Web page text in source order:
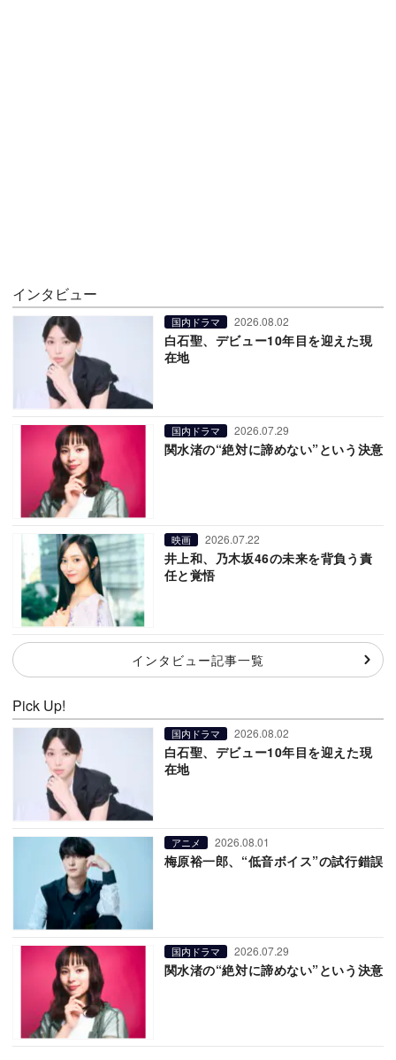
インタビュー
国内ドラマ 2026.08.02
白石聖、デビュー10年目を迎えた現
在地
国内ドラマ 2026.07.29
関水渚の“絶対に諦めない”という決意
映画 2026.07.22
井上和、乃木坂46の未来を背負う責
任と覚悟
インタビュー記事一覧
Pick Up!
国内ドラマ 2026.08.02
白石聖、デビュー10年目を迎えた現
在地
アニメ 2026.08.01
梅原裕一郎、“低音ボイス”の試行錯誤
国内ドラマ 2026.07.29
関水渚の“絶対に諦めない”という決意